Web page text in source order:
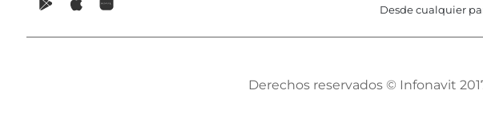
Desde cualquier
Derechos reservados © Infonavit